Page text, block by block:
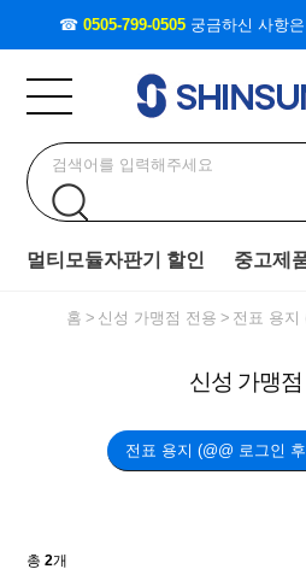
☎ 0505-799-0505 궁금하신 사항
멀티모듈자판기 할인 중고제
홈 신성 가맹점 전용 전표 용지
신성 가맹
전표 용지 (@@ 로그인
총2개